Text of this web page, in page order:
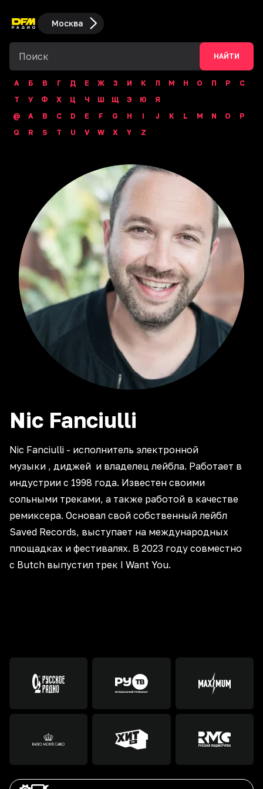
Москва
НАЙТИ
А Б В Г Д Е Ж З И К Л М Н О П Р
С
Т
У Ф Х Ц Ч Ш Щ Э Ю
Я
@
A B C D E F G H I J K L M N O
P
Q
R S T U V W X Y Z
Nic Fanciulli
Nic Fanciulli - исполнитель электронной
музыки , диджей и владелец лейбла. Работает в
индустрии с 1998 года. Известен своими
сольными треками, а также работой в качестве
ремиксера. Основал свой собственный лейбл
Saved Records, выступает на международных
площадках и фестивалях. В 2023 году совместно
с Butch выпустил трек I Want You.